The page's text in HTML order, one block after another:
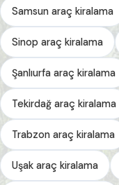
Samsun araç kiralama
Sinop araç kiralama
Şanlıurfa araç kiralama
Tekirdağ araç kiralama
Trabzon araç kiralama
Uşak araç kiralama